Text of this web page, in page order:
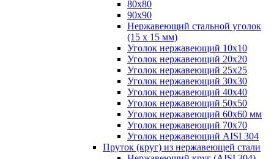
80х80
90х90
Нержавеющий стальной уголок
(15 х 15 мм)
Уголок нержавеющий 10х10
Уголок нержавеющий 20х20
Уголок нержавеющий 25х25
Уголок нержавеющий 30х30
Уголок нержавеющий 40х40
Уголок нержавеющий 50х50
Уголок нержавеющий 60х60 мм
Уголок нержавеющий 70х70
Уголок нержавеющий AISI 304
Пруток (круг) из нержавеющей стали